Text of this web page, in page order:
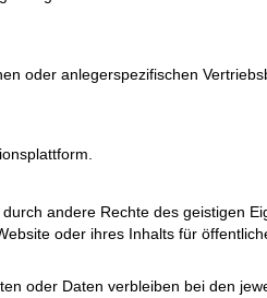
oder anlegerspezifischen
andere Rechte des geistigen
oder ihres Inhalts für
oder Daten verbleiben bei den